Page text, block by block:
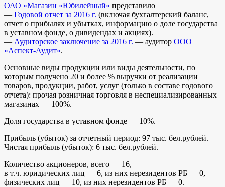
ОАО «Магазин «Юбилейный» представило
— Годовой отчет за 2016 г. (включая бухгалтерский баланс,
отчет о прибылях и убытках, информацию о доле государства
в уставном фонде, о дивидендах и акциях).
— Аудиторское заключение за 2016 г. — аудитор ООО
«Аспект-Аудит».
Основные виды продукции или виды деятельности, по
которым получено 20 и более % выручки от реализации
товаров, продукции, работ, услуг (только в составе годового
отчета): прочая розничная торговля в неспециализированных
магазинах — 100%.
Доля государства в уставном фонде — 10%.
Прибыль (убыток) за отчетный период: 97 тыс. бел.рублей.
Чистая прибыль (убыток): 6 тыс. бел.рублей.
Количество акционеров, всего — 16,
в т.ч. юридических лиц — 6, из них нерезидентов РБ — 0,
физических лиц — 10, из них нерезидентов РБ — 0.